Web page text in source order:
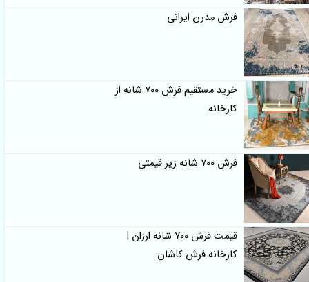
فرش مدرن ایرانی
خرید مستقیم فرش 700 شانه از
کارخانه
فرش 700 شانه زیر قیمتی
قیمت فرش 700 شانه ارزان |
کارخانه فرش کاشان